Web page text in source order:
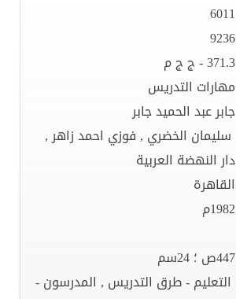
6011
9236
371.3 - ج ج م
مهارات التدريس
جابر عبد الحميد جابر
سليمان الخضري , فوزي احمد زاهر ,
دار النهضة العربية
القاهرة
1982م
447ص ؛ 24سم
التعليم - طرق التدريس , المدرسون -